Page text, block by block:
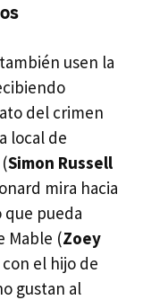
usen la
del crimen
local de
Simon Russell
mira hacia
pueda
Mable (Zoey
el hijo de
gustan al